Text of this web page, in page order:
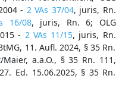
- 2 VAs 37/04, juris, Rn.
16/08, juris, Rn. 6; OLG
- 2 VAs 11/15, juris, Rn.
11. Aufl. 2024, § 35 Rn.
a.a.O., § 35 Rn. 111,
Ed. 15.06.2025, § 35 Rn.